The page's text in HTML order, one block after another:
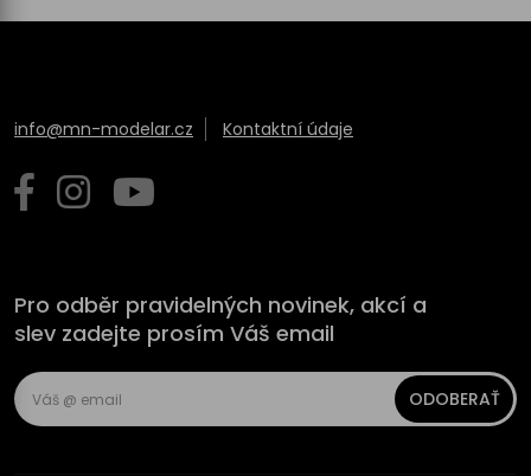
info@mn-modelar.cz Kontaktní údaje
Pro odběr pravidelných novinek, akcí a
slev zadejte prosím Váš email
ODOBERAŤ